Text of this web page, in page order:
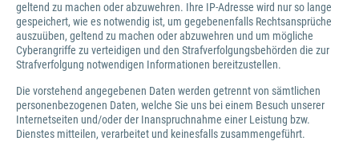
geltend zu machen oder abzuwehren. Ihre IP-Adresse wird nur so lange
gespeichert, wie es notwendig ist, um gegebenenfalls Rechtsansprüche
auszuüben, geltend zu machen oder abzuwehren und um mögliche
Cyberangriffe zu verteidigen und den Strafverfolgungsbehörden die zur
Strafverfolgung notwendigen Informationen bereitzustellen.
Die vorstehend angegebenen Daten werden getrennt von sämtlichen
personenbezogenen Daten, welche Sie uns bei einem Besuch unserer
Internetseiten und/oder der Inanspruchnahme einer Leistung bzw.
Dienstes mitteilen, verarbeitet und keinesfalls zusammengeführt.